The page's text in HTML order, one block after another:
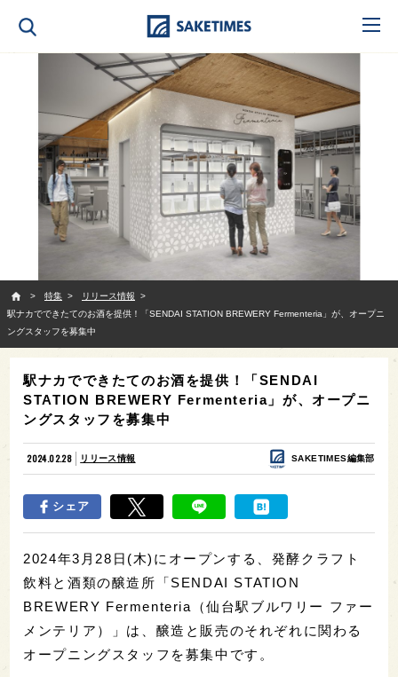
特集
リリース情報
駅ナカでできたてのお酒を提供！「SENDAI STATION BREWERY Fermenteria」が、オープニ
ングスタッフを募集中
駅ナカでできたてのお酒を提供！「SENDAI
STATION BREWERY Fermenteria」が、オープニ
ングスタッフを募集中
2024.02.28 リリース情報 SAKETIMES編集部
シェア
2024年3月28日(木)にオープンする、発酵クラフト
飲料と酒類の醸造所「SENDAI STATION
BREWERY Fermenteria（仙台駅ブルワリー ファー
メンテリア）」は、醸造と販売のそれぞれに関わる
オープニングスタッフを募集中です。